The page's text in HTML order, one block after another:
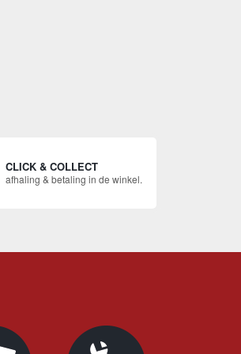
CLICK & COLLECT
afhaling & betaling in de winkel.